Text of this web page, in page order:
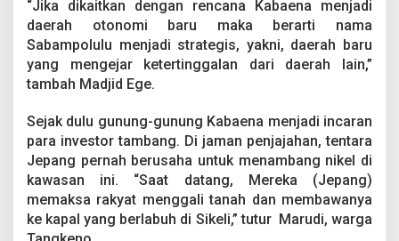
“Jika dikaitkan dengan rencana Kabaena menjadi
daerah otonomi baru maka berarti nama
Sabampolulu menjadi strategis, yakni, daerah baru
yang mengejar ketertinggalan dari daerah lain,”
tambah Madjid Ege.
Sejak dulu gunung-gunung Kabaena menjadi incaran
para investor tambang. Di jaman penjajahan, tentara
Jepang pernah berusaha untuk menambang nikel di
kawasan ini. “Saat datang, Mereka (Jepang)
memaksa rakyat menggali tanah dan membawanya
ke kapal yang berlabuh di Sikeli,” tutur Marudi, warga